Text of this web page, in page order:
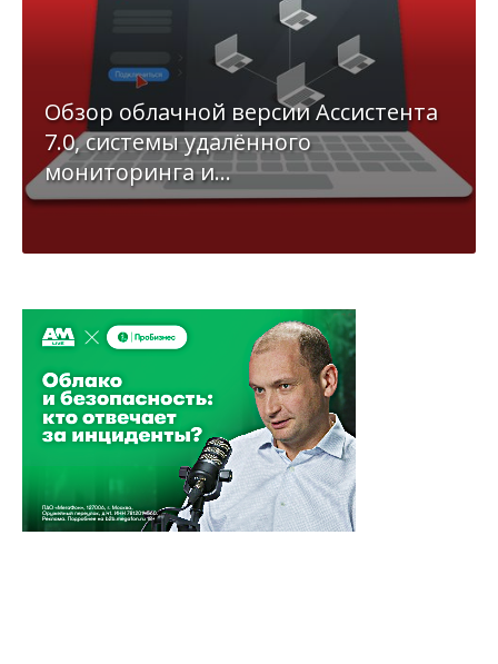
Обзор облачной версии Ассистента
7.0, системы удалённого
мониторинга и...